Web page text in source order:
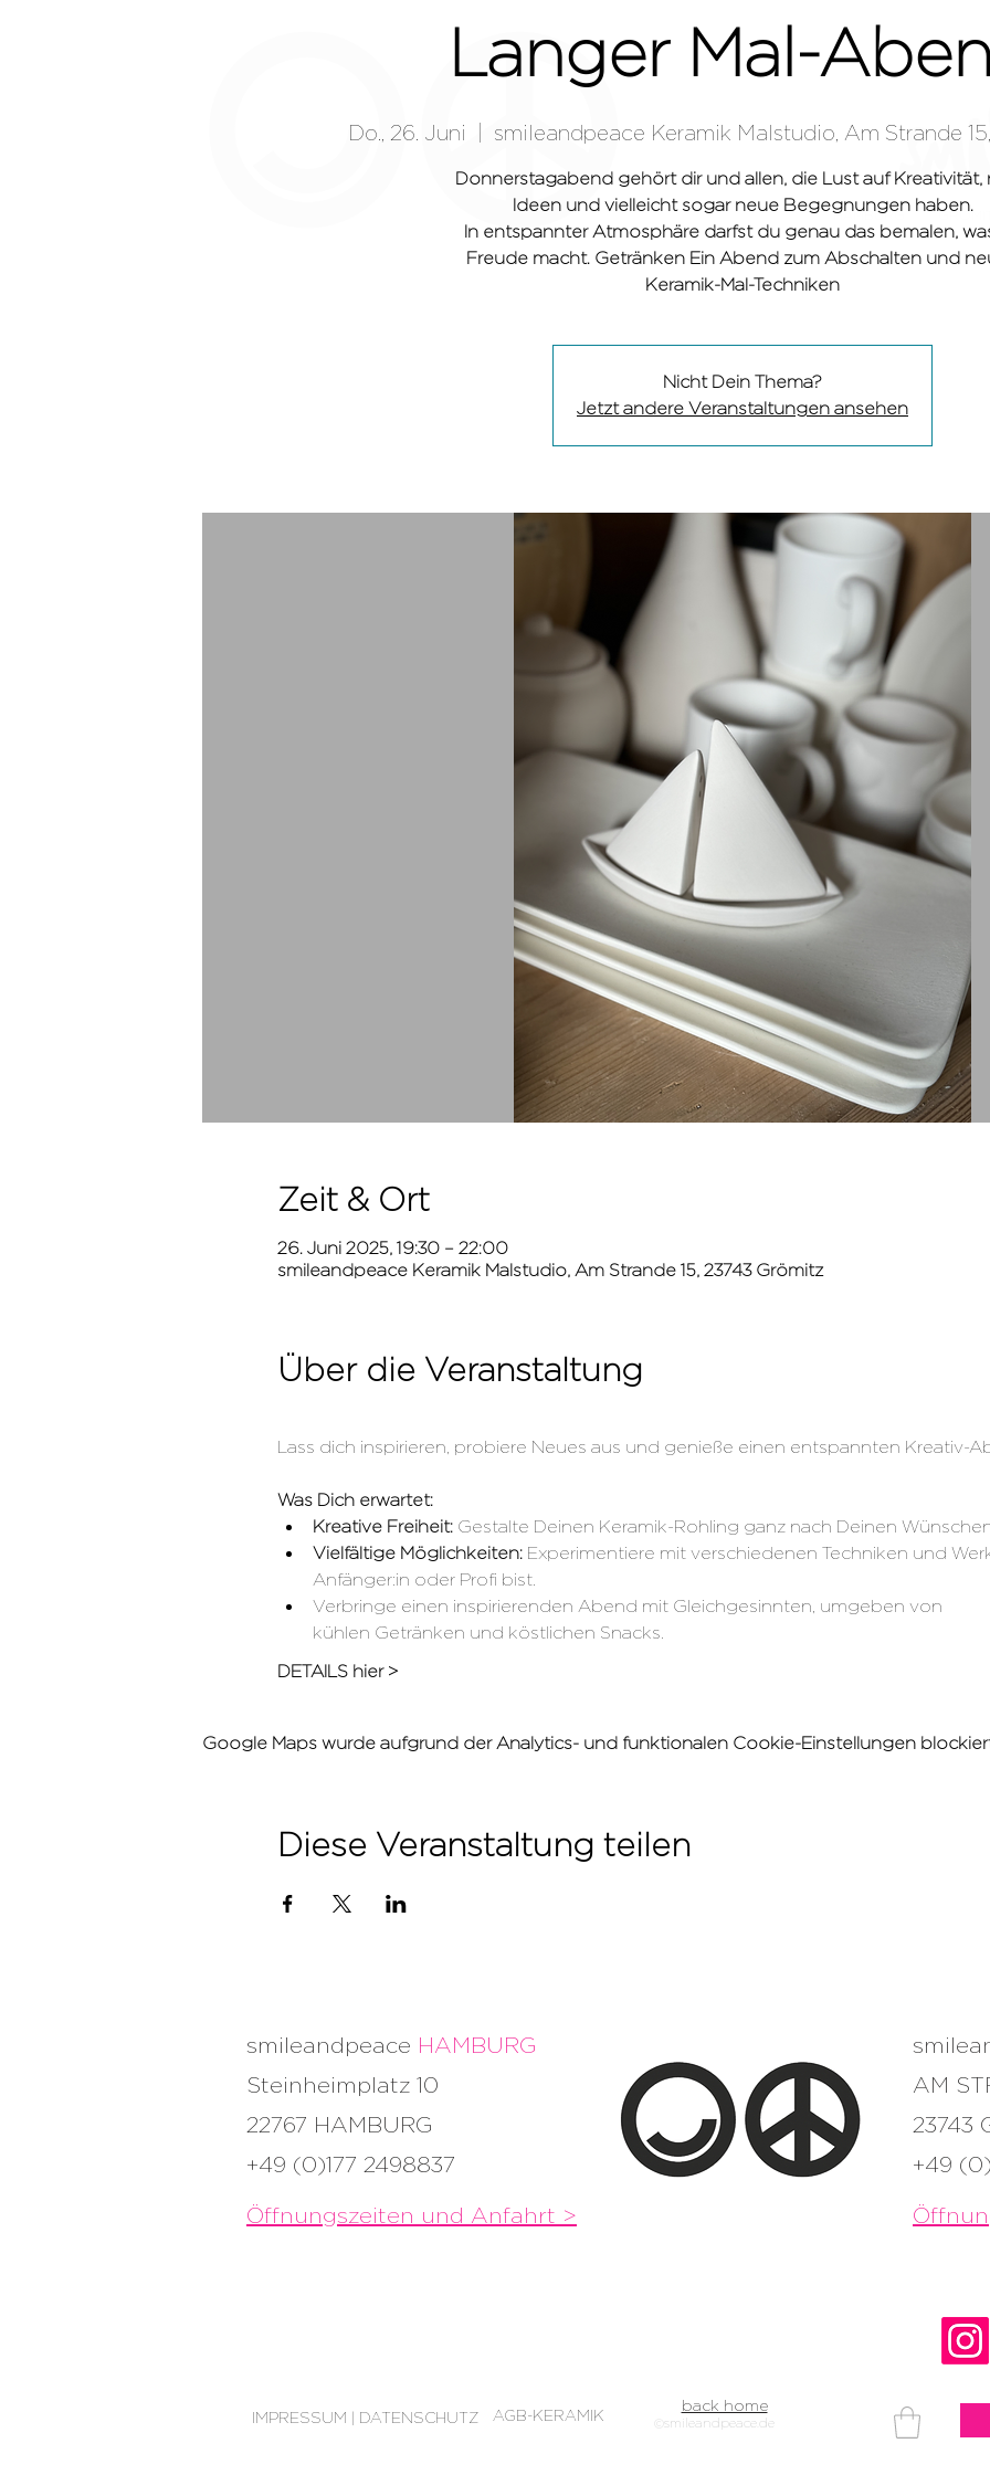
HAMBURG
Langer Mal-
Do., 26. Juni smileandpeace Keramik Malstudio, Am Strande
Donnerstagabend gehört dir und allen, die Lust auf Kreativität,
Ideen und vielleicht sogar neue Begegnungen haben.
In entspannter Atmosphäre darfst du genau das bemalen,
Freude macht. Getränken Ein Abend zum Abschalten und
Keramik-Mal-Techniken
Nicht Dein Thema?
Jetzt andere Veranstaltungen ansehen
Zeit & Ort
26. Juni 2025, 19:30 – 22:00
smileandpeace Keramik Malstudio, Am Strande 15, 23743 Grömitz
Über die Veranstaltung
Lass dich inspirieren, probiere Neues aus und genieße einen entspannten Kreativ-
Was Dich erwartet:
Kreative Freiheit: Gestalte Deinen Keramik-Rohling ganz nach Deinen
Vielfältige Möglichkeiten: Experimentiere mit verschiedenen Techniken und
Anfänger:in oder Profi bist.
Verbringe einen inspirierenden Abend mit Gleichgesinnten, umgeben von
kühlen Getränken und köstlichen Snacks.
DETAILS hier >
Google Maps wurde aufgrund der Analytics- und funktionalen Cookie-Einstellungen
Diese Veranstaltung teilen
smileandpeace HAMBURG
Steinheimplatz 10
22767 HAMBURG
+49 (0)177 2498837
Öffnungszeiten und Anfahrt >
AM
23743
+49
IMPRESSUM | DATENSCHUTZ AGB-KERAMIK
back home
©smileandpeace.de